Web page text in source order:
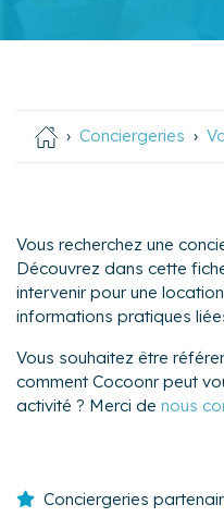
Conciergeries
Vous recherchez une
Découvrez dans cette
intervenir pour une
informations pratiques
Vous souhaitez être
comment Cocoonr peut
activité ? Merci de nous
Conciergeries